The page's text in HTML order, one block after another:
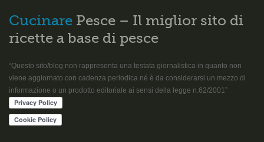
Cucinare Pesce – Il miglior sito di
ricette a base di pesce
“Questo sito/blog non rappresenta una testata giornalistica in quanto non
viene aggiornato con cadenza periodica né è da considerarsi un mezzo di
informazione o un prodotto editoriale ai sensi della legge n.62/2001”